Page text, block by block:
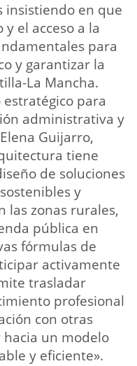
insistiendo en que
el acceso a la
para
y garantizar la
La Mancha.
para
administrativa y
Guijarro,
tiene
de soluciones
y
las zonas rurales,
pública en
fórmulas de
activamente
trasladar
profesional
con otras
un modelo
y eficiente».